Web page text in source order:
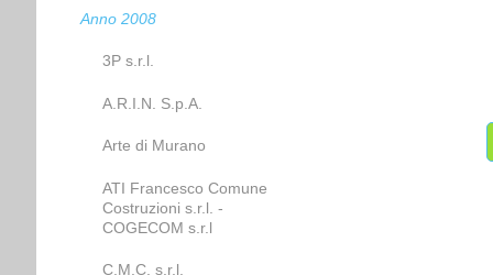
Anno 2008
3P s.r.l.
A.R.I.N. S.p.A.
Arte di Murano
ATI Francesco Comune
Costruzioni s.r.l. -
COGECOM s.r.l
C.M.C. s.r.l.